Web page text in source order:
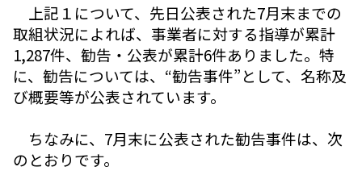
上記１について、先日公表された7月末までの
取組状況によれば、事業者に対する指導が累計
1,287件、勧告・公表が累計6件ありました。特
に、勧告については、“勧告事件”として、名称及
び概要等が公表されています。
ちなみに、7月末に公表された勧告事件は、次
のとおりです。